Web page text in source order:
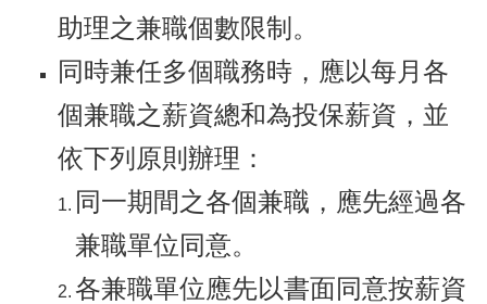
助理之兼職個數限制。
同時兼任多個職務時，應以每月各
個兼職之薪資總和為投保薪資，並
依下列原則辦理：
同一期間之各個兼職，應先經過各
兼職單位同意。
各兼職單位應先以書面同意按薪資